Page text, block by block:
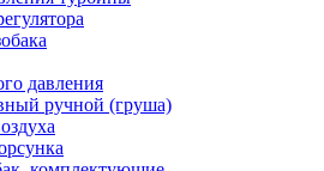
давления
ручной (груша)